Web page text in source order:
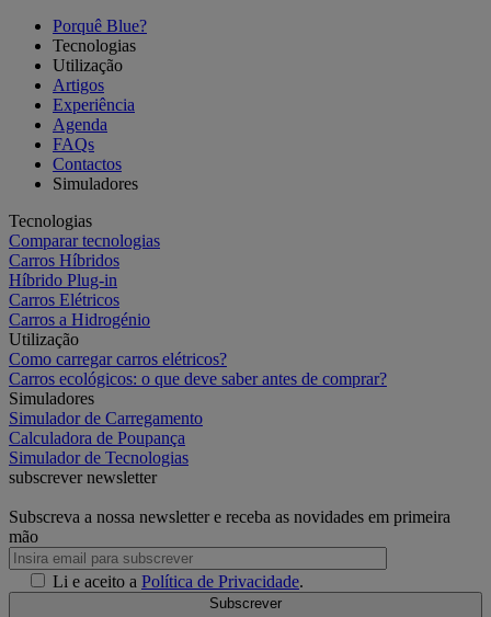
Porquê Blue?
Tecnologias
Utilização
Artigos
Experiência
Agenda
FAQs
Contactos
Simuladores
Tecnologias
Comparar tecnologias
Carros Híbridos
Híbrido Plug-in
Carros Elétricos
Carros a Hidrogénio
Utilização
Como carregar carros elétricos?
Carros ecológicos: o que deve saber antes de comprar?
Simuladores
Simulador de Carregamento
Calculadora de Poupança
Simulador de Tecnologias
subscrever newsletter
Subscreva a nossa newsletter e receba as novidades em primeira
mão
Li e aceito a Política de Privacidade.
Subscrever